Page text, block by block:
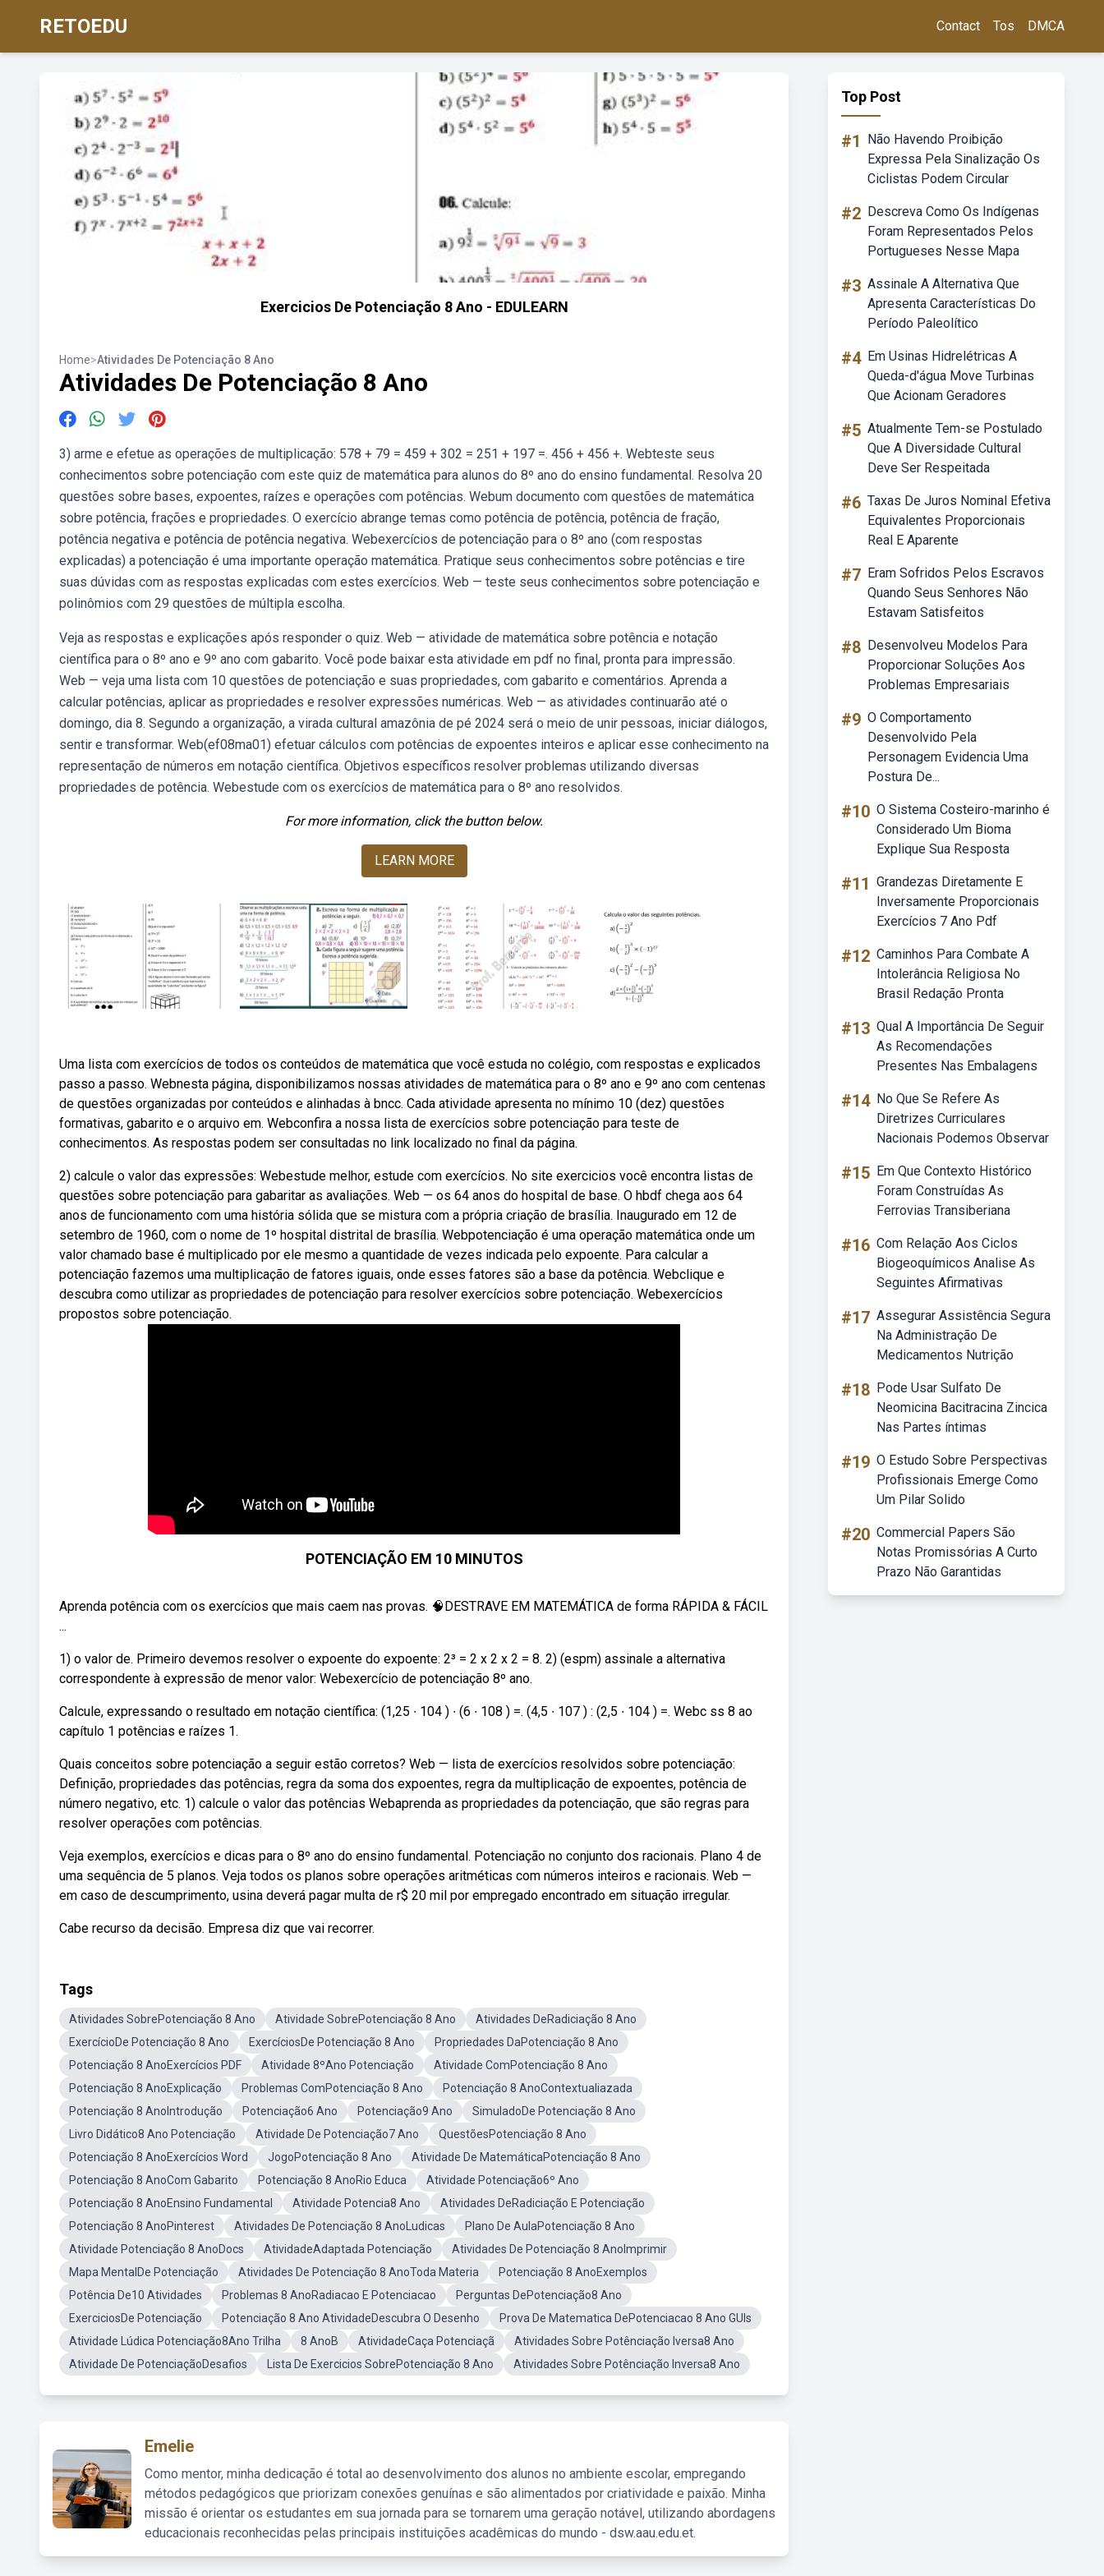
RETOEDU Contact Tos DMCA
Exercicios De Potenciação 8 Ano - EDULEARN
Home>Atividades De Potenciação 8 Ano
Atividades De Potenciação 8 Ano
3) arme e efetue as operações de multiplicação: 578 + 79 = 459 + 302 = 251 + 197 =. 456 + 456 +. Webteste seus
conhecimentos sobre potenciação com este quiz de matemática para alunos do 8º ano do ensino fundamental. Resolva 20
questões sobre bases, expoentes, raízes e operações com potências. Webum documento com questões de matemática
sobre potência, frações e propriedades. O exercício abrange temas como potência de potência, potência de fração,
potência negativa e potência de potência negativa. Webexercícios de potenciação para o 8º ano (com respostas
explicadas) a potenciação é uma importante operação matemática. Pratique seus conhecimentos sobre potências e tire
suas dúvidas com as respostas explicadas com estes exercícios. Web — teste seus conhecimentos sobre potenciação e
polinômios com 29 questões de múltipla escolha.
Veja as respostas e explicações após responder o quiz. Web — atividade de matemática sobre potência e notação
científica para o 8º ano e 9º ano com gabarito. Você pode baixar esta atividade em pdf no final, pronta para impressão.
Web — veja uma lista com 10 questões de potenciação e suas propriedades, com gabarito e comentários. Aprenda a
calcular potências, aplicar as propriedades e resolver expressões numéricas. Web — as atividades continuarão até o
domingo, dia 8. Segundo a organização, a virada cultural amazônia de pé 2024 será o meio de unir pessoas, iniciar diálogos,
sentir e transformar. Web(ef08ma01) efetuar cálculos com potências de expoentes inteiros e aplicar esse conhecimento na
representação de números em notação científica. Objetivos específicos resolver problemas utilizando diversas
propriedades de potência. Webestude com os exercícios de matemática para o 8º ano resolvidos.
For more information, click the button below.
LEARN MORE
Uma lista com exercícios de todos os conteúdos de matemática que você estuda no colégio, com respostas e explicados
passo a passo. Webnesta página, disponibilizamos nossas atividades de matemática para o 8º ano e 9º ano com centenas
de questões organizadas por conteúdos e alinhadas à bncc. Cada atividade apresenta no mínimo 10 (dez) questões
formativas, gabarito e o arquivo em. Webconfira a nossa lista de exercícios sobre potenciação para teste de
conhecimentos. As respostas podem ser consultadas no link localizado no final da página.
2) calcule o valor das expressões: Webestude melhor, estude com exercícios. No site exercicios você encontra listas de
questões sobre potenciação para gabaritar as avaliações. Web — os 64 anos do hospital de base. O hbdf chega aos 64
anos de funcionamento com uma história sólida que se mistura com a própria criação de brasília. Inaugurado em 12 de
setembro de 1960, com o nome de 1⁠º hospital distrital de brasília. Webpotenciação é uma operação matemática onde um
valor chamado base é multiplicado por ele mesmo a quantidade de vezes indicada pelo expoente. Para calcular a
potenciação fazemos uma multiplicação de fatores iguais, onde esses fatores são a base da potência. Webclique e
descubra como utilizar as propriedades de potenciação para resolver exercícios sobre potenciação. Webexercícios
propostos sobre potenciação.
POTENCIAÇÃO EM 10 MINUTOS
Aprenda potência com os exercícios que mais caem nas provas. 🧠DESTRAVE EM MATEMÁTICA de forma RÁPIDA & FÁCIL
...
1) o valor de. Primeiro devemos resolver o expoente do expoente: 2³ = 2 x 2 x 2 = 8. 2) (espm) assinale a alternativa
correspondente à expressão de menor valor: Webexercício de potenciação 8º ano.
Calcule, expressando o resultado em notação científica: (1,25 ∙ 104 ) ∙ (6 ∙ 108 ) =. (4,5 ∙ 107 ) : (2,5 ∙ 104 ) =. Webc ss 8 ao
capítulo 1 potências e raízes 1.
Quais conceitos sobre potenciação a seguir estão corretos? Web — lista de exercícios resolvidos sobre potenciação:
Definição, propriedades das potências, regra da soma dos expoentes, regra da multiplicação de expoentes, potência de
número negativo, etc. 1) calcule o valor das potências Webaprenda as propriedades da potenciação, que são regras para
resolver operações com potências.
Veja exemplos, exercícios e dicas para o 8º ano do ensino fundamental. Potenciação no conjunto dos racionais. Plano 4 de
uma sequência de 5 planos. Veja todos os planos sobre operações aritméticas com números inteiros e racionais. Web —
em caso de descumprimento, usina deverá pagar multa de r$ 20 mil por empregado encontrado em situação irregular.
Cabe recurso da decisão. Empresa diz que vai recorrer.
Tags
Atividades SobrePotenciação 8 Ano Atividade SobrePotenciação 8 Ano
Atividades DeRadiciação 8 Ano
ExercícioDe Potenciação 8 Ano
ExercíciosDe Potenciação 8 Ano
Propriedades DaPotenciação 8 Ano
Potenciação 8 AnoExercícios PDF
Atividade 8ºAno Potenciação
Atividade ComPotenciação 8 Ano
Potenciação 8 AnoExplicação
Problemas ComPotenciação 8 Ano
Potenciação 8 AnoContextualiazada
Potenciação 8 AnoIntrodução
Potenciação6 Ano Potenciação9 Ano
SimuladoDe Potenciação 8 Ano
Livro Didático8 Ano Potenciação
Atividade De Potenciação7 Ano
QuestõesPotenciação 8 Ano
Potenciação 8 AnoExercícios Word
JogoPotenciação 8 Ano
Atividade De MatemáticaPotenciação 8 Ano
Potenciação 8 AnoCom Gabarito
Potenciação 8 AnoRio Educa
Atividade Potenciação6º Ano
Potenciação 8 AnoEnsino Fundamental
Atividade Potencia8 Ano
Atividades DeRadiciação E Potenciação
Potenciação 8 AnoPinterest
Atividades De Potenciação 8 AnoLudicas
Plano De AulaPotenciação 8 Ano
Atividade Potenciação 8 AnoDocs
AtividadeAdaptada Potenciação
Atividades De Potenciação 8 AnoImprimir
Mapa MentalDe Potenciação
Atividades De Potenciação 8 AnoToda Materia
Potenciação 8 AnoExemplos
Potência De10 Atividades
Problemas 8 AnoRadiacao E Potenciacao
Perguntas DePotenciação8 Ano
ExerciciosDe Potenciação
Potenciação 8 Ano AtividadeDescubra O Desenho
Prova De Matematica DePotenciacao 8 Ano GUIs
Atividade Lúdica Potenciação8Ano Trilha
8 AnoB AtividadeCaça Potenciaçã
Atividades Sobre Potênciação Iversa8 Ano
Atividade De PotenciaçãoDesafios
Lista De Exercicios SobrePotenciação 8 Ano Atividades Sobre Potênciação Inversa8 Ano
Emelie
Como mentor, minha dedicação é total ao desenvolvimento dos alunos no ambiente escolar, empregando
métodos pedagógicos que priorizam conexões genuínas e são alimentados por criatividade e paixão. Minha
missão é orientar os estudantes em sua jornada para se tornarem uma geração notável, utilizando abordagens
educacionais reconhecidas pelas principais instituições acadêmicas do mundo - dsw.aau.edu.et.
Top Post
#1
Não Havendo Proibição
Expressa Pela Sinalização Os
Ciclistas Podem Circular
#2 Descreva Como Os Indígenas
Foram Representados Pelos
Portugueses Nesse Mapa
#3 Assinale A Alternativa Que
Apresenta Características Do
Período Paleolítico
#4 Em Usinas Hidrelétricas A
Queda-d'água Move Turbinas
Que Acionam Geradores
#5 Atualmente Tem-se Postulado
Que A Diversidade Cultural
Deve Ser Respeitada
#6 Taxas De Juros Nominal Efetiva
Equivalentes Proporcionais
Real E Aparente
#7 Eram Sofridos Pelos Escravos
Quando Seus Senhores Não
Estavam Satisfeitos
#8 Desenvolveu Modelos Para
Proporcionar Soluções Aos
Problemas Empresariais
#9 O Comportamento
Desenvolvido Pela
Personagem Evidencia Uma
Postura De...
#10 O Sistema Costeiro-marinho é
Considerado Um Bioma
Explique Sua Resposta
#11 Grandezas Diretamente E
Inversamente Proporcionais
Exercícios 7 Ano Pdf
#12 Caminhos Para Combate A
Intolerância Religiosa No
Brasil Redação Pronta
#13 Qual A Importância De Seguir
As Recomendações
Presentes Nas Embalagens
#14 No Que Se Refere As
Diretrizes Curriculares
Nacionais Podemos Observar
#15 Em Que Contexto Histórico
Foram Construídas As
Ferrovias Transiberiana
#16 Com Relação Aos Ciclos
Biogeoquímicos Analise As
Seguintes Afirmativas
#17 Assegurar Assistência Segura
Na Administração De
Medicamentos Nutrição
#18 Pode Usar Sulfato De
Neomicina Bacitracina Zincica
Nas Partes íntimas
#19 O Estudo Sobre Perspectivas
Profissionais Emerge Como
Um Pilar Solido
#20 Commercial Papers São
Notas Promissórias A Curto
Prazo Não Garantidas